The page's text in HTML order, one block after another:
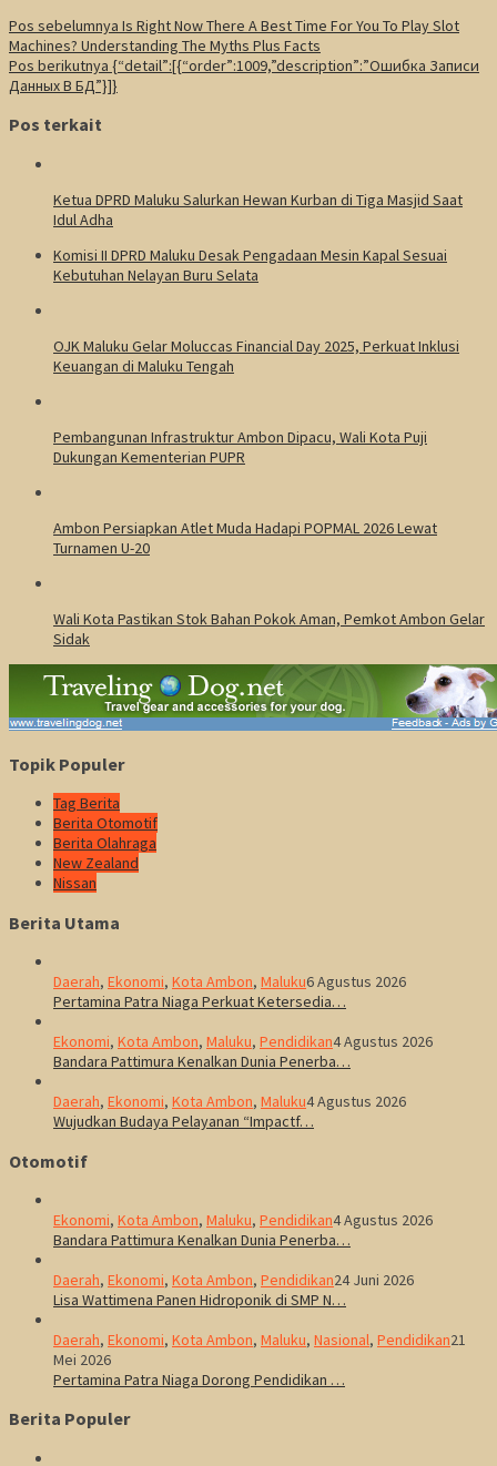
Pos sebelumnya Is Right Now There A Best Time For You To Play Slot
Machines? Understanding The Myths Plus Facts
Pos berikutnya {“detail”:[{“order”:1009,”description”:”Ошибка Записи
Данных В БД”}]}
Pos terkait
Ketua DPRD Maluku Salurkan Hewan Kurban di Tiga Masjid Saat
Idul Adha
Komisi II DPRD Maluku Desak Pengadaan Mesin Kapal Sesuai
Kebutuhan Nelayan Buru Selata
OJK Maluku Gelar Moluccas Financial Day 2025, Perkuat Inklusi
Keuangan di Maluku Tengah
Pembangunan Infrastruktur Ambon Dipacu, Wali Kota Puji
Dukungan Kementerian PUPR
Ambon Persiapkan Atlet Muda Hadapi POPMAL 2026 Lewat
Turnamen U-20
Wali Kota Pastikan Stok Bahan Pokok Aman, Pemkot Ambon Gelar
Sidak
Topik Populer
Tag Berita
Berita Otomotif
Berita Olahraga
New Zealand
Nissan
Berita Utama
Daerah, Ekonomi, Kota Ambon, Maluku6 Agustus 2026
Pertamina Patra Niaga Perkuat Ketersedia…
Ekonomi, Kota Ambon, Maluku, Pendidikan4 Agustus 2026
Bandara Pattimura Kenalkan Dunia Penerba…
Daerah, Ekonomi, Kota Ambon, Maluku4 Agustus 2026
Wujudkan Budaya Pelayanan “Impactf…
Otomotif
Ekonomi, Kota Ambon, Maluku, Pendidikan4 Agustus 2026
Bandara Pattimura Kenalkan Dunia Penerba…
Daerah, Ekonomi, Kota Ambon, Pendidikan24 Juni 2026
Lisa Wattimena Panen Hidroponik di SMP N…
Daerah, Ekonomi, Kota Ambon, Maluku, Nasional, Pendidikan21
Mei 2026
Pertamina Patra Niaga Dorong Pendidikan …
Berita Populer